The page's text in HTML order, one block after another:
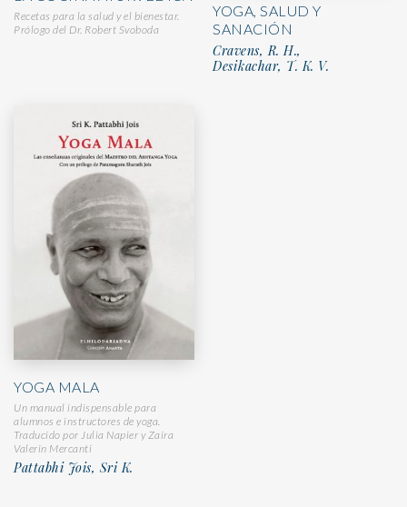
Recetas para la salud y el bienestar.
Prólogo del Dr. Robert Svoboda
YOGA, SALUD Y
SANACIÓN
Cravens, R. H.,
Desikachar, T. K. V.
YOGA MALA
Un manual indispensable para
alumnos e instructores de yoga.
Traducido por Julia Napier y Zaira
Valerin Mercanti
Pattabhi Jois, Sri K.